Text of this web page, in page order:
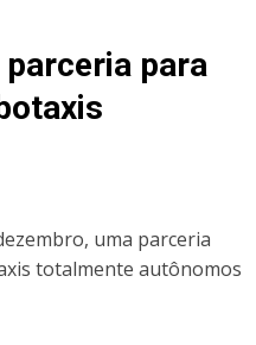
para
uma parceria
totalmente autônomos